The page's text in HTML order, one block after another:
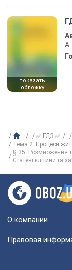
показать
обложку
✅ ГДЗ ✅
Тема 2. Процеси
§ 35. Розмноження
Статеві клітини та
О компании
Правовая